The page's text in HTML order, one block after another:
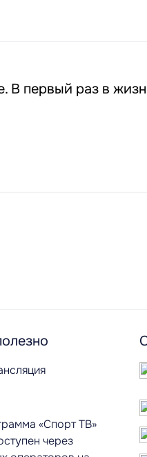
В первый раз в
«Спорт ТВ»
через